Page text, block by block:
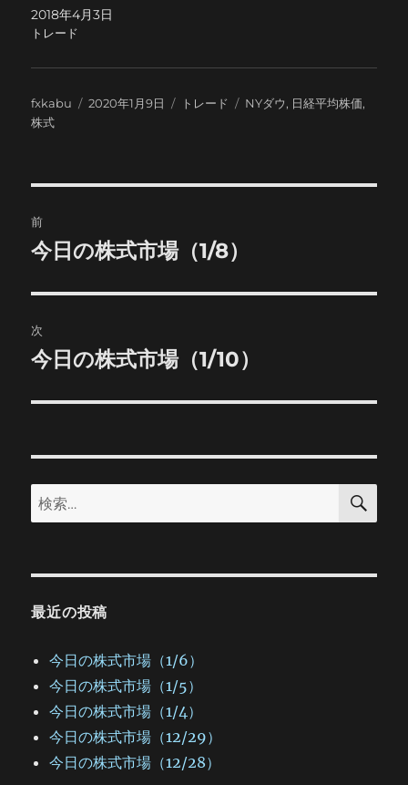
2018年4月3日
トレード
投
稿
fxkabu
投
2020年1月9日
カ
トレード
タ
NYダウ, 日経平均株価,
株式
稿
ビ
ゲ
ー
ン
前
前
投
稿:
今日の株式市場（1/8）
次
次
投
今日の株式市場（1/10）
検
索:
検
最近の投稿
今日の株式市場（1/6）
今日の株式市場（1/5）
今日の株式市場（1/4）
今日の株式市場（12/29）
今日の株式市場（12/28）